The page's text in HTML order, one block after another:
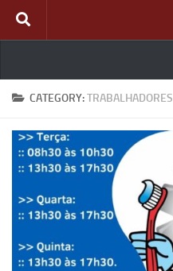
Skip to content
CATEGORY:TRABALHADORES